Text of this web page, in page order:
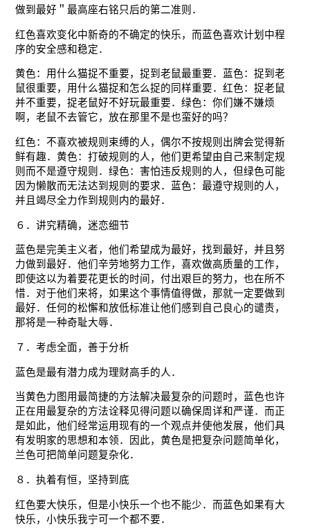
做到最好＂最高座右铭只后的第二准则．
红色喜欢变化中新奇的不确定的快乐，而蓝色喜欢计划中程
序的安全感和稳定．
黄色：用什么猫捉不重要，捉到老鼠最重要．蓝色：捉到老
鼠很重要，用什么猫捉和怎么捉的同样重要．红色：捉老鼠
并不重要，捉老鼠好不好玩最重要．绿色：你们嫌不嫌烦
啊，老鼠不去管它，放在那里不是也蛮好的吗？
红色：不喜欢被规则束缚的人，偶尔不按规则出牌会觉得新
鲜有趣．黄色：打破规则的人，他们更希望由自己来制定规
则而不是遵守规则．绿色：害怕违反规则的人，但绿色可能
因为懒散而无法达到规则的要求．蓝色：最遵守规则的人，
并且竭尽全力作到规则内的最好．
６．讲究精确，迷恋细节
蓝色是完美主义者，他们希望成为最好，找到最好，并且努
力做到最好．他们辛劳地努力工作，喜欢做高质量的工作，
即使这以为着要花更长的时间，付出艰巨的努力，也在所不
惜．对于他们来将，如果这个事情值得做，那就一定要做到
最好．任何的松懈和放低标准让他们感到自己良心的谴责，
那将是一种奇耻大辱．
７．考虑全面，善于分析
蓝色是最有潜力成为理财高手的人．
当黄色力图用最简捷的方法解决最复杂的问题时，蓝色也许
正在用最复杂的方法诠释见得问题以确保周详和严谨．而正
是如此，他们经常运用现有的一个观点并使他发展，他们具
有发明家的思想和本领．因此，黄色是把复杂问题简单化，
兰色可把简单问题复杂化．
８．执着有恒，坚持到底
红色要大快乐，但是小快乐一个也不能少．而蓝色如果有大
快乐，小快乐我宁可一个都不要．